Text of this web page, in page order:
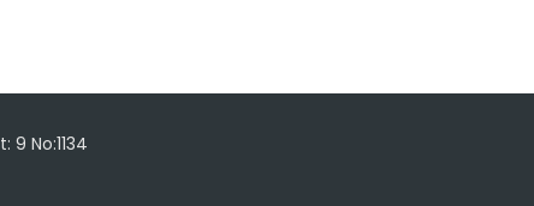
9 No:1134